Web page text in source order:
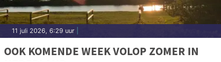
11 juli 2026, 6:29 uur
OOK KOMENDE WEEK VOLOP ZOMER IN